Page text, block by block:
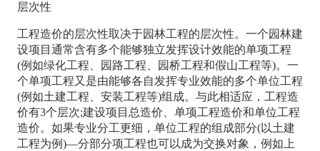
层次性
工程造价的层次性取决于园林工程的层次性。一个园林建
设项目通常含有多个能够独立发挥设计效能的单项工程
(例如绿化工程、园路工程、园桥工程和假山工程等)。一
个单项工程又是由能够各自发挥专业效能的多个单位工程
(例如土建工程、安装工程等)组成。与此相适应，工程造
价有3个层次;建设项目总造价、单项工程造价和单位工程
造价。如果专业分工更细，单位工程的组成部分(以土建
工程为例)—分部分项工程也可以成为交换对象，例如上